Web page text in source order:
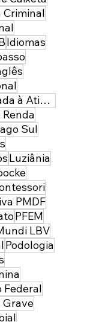
Criminal
Idiomas
Inteligência Artificial aplicada à Atividade Policial
Sul
Luziânia
PMDF
PFEM
LBV
Podologia
Federal
Grave